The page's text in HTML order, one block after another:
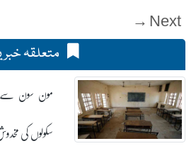
Next →
متعلقہ
سکولوں کی